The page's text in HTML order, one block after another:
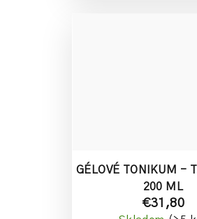
GÉLOVÉ TONIKUM -
200 ML
€31,80